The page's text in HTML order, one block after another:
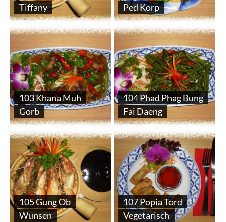
Tiffany
Ped Korp
103 Khana Muh
Gorb
104 Phad Phag Bung
Fai Daeng
105 Gung Ob
Wunsen
107 Popia Tord
Vegetarisch